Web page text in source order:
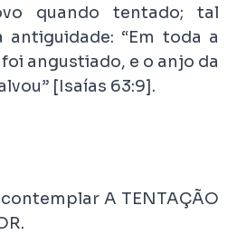
quando tentado; tal
“Em toda a
angustiado, e o anjo da
[Isaías 63:9].
A TENTAÇÃO